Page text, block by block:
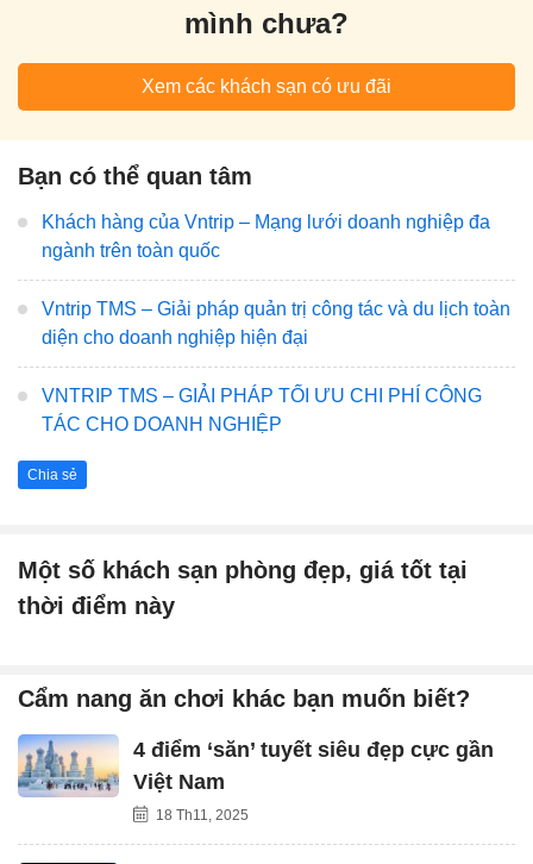
mình chưa?
Xem các khách sạn có ưu đãi
Bạn có thể quan tâm
Khách hàng của Vntrip – Mạng lưới doanh nghiệp đa
ngành trên toàn quốc
Vntrip TMS – Giải pháp quản trị công tác và du lịch toàn
diện cho doanh nghiệp hiện đại
VNTRIP TMS – GIẢI PHÁP TỐI ƯU CHI PHÍ CÔNG
TÁC CHO DOANH NGHIỆP
Chia sẻ
Một số khách sạn phòng đẹp, giá tốt tại
thời điểm này
Cẩm nang ăn chơi khác bạn muốn biết?
4 điểm ‘săn’ tuyết siêu đẹp cực gần
Việt Nam
18 Th11, 2025